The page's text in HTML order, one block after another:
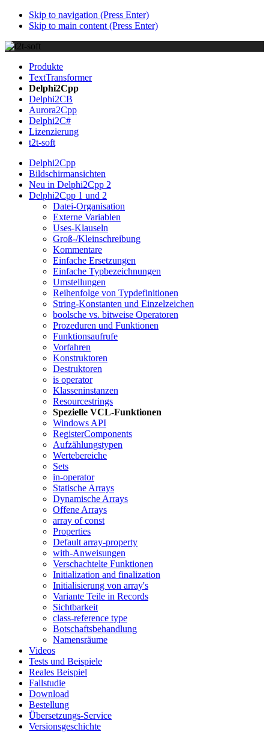
Skip to navigation (Press Enter)
Skip to main content (Press Enter)
Produkte
TextTransformer
Delphi2Cpp
Delphi2CB
Aurora2Cpp
Delphi2C#
Lizenzierung
t2t-soft
Delphi2Cpp
Bildschirmansichten
Neu in Delphi2Cpp 2
Delphi2Cpp 1 und 2
Datei-Organisation
Externe Variablen
Uses-Klauseln
Groß-/Kleinschreibung
Kommentare
Einfache Ersetzungen
Einfache Typbezeichnungen
Umstellungen
Reihenfolge von Typdefinitionen
String-Konstanten und Einzelzeichen
boolsche vs. bitweise Operatoren
Prozeduren und Funktionen
Funktionsaufrufe
Vorfahren
Konstruktoren
Destruktoren
is operator
Klasseninstanzen
Resourcestrings
Spezielle VCL-Funktionen
Windows API
RegisterComponents
Aufzählungstypen
Wertebereiche
Sets
in-operator
Statische Arrays
Dynamische Arrays
Offene Arrays
array of const
Properties
Default array-property
with-Anweisungen
Verschachtelte Funktionen
Initialization and finalization
Initialisierung von array's
Variante Teile in Records
Sichtbarkeit
class-reference type
Botschaftsbehandlung
Namensräume
Videos
Tests und Beispiele
Reales Beispiel
Fallstudie
Download
Bestellung
Übersetzungs-Service
Versionsgeschichte